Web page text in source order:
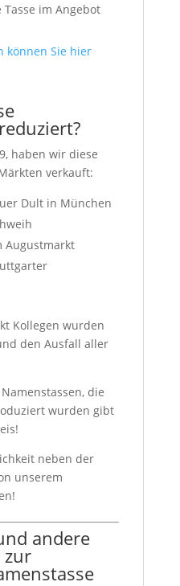
im Angebot
können Sie hier
haben wir diese
verkauft:
Dult in München
Augustmarkt
Kollegen wurden
den Ausfall aller
die
wurden gibt
neben der
unserem
andere